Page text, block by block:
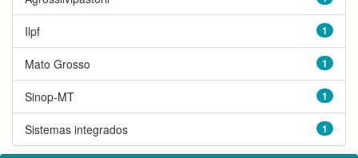
1
Ilpf
1
Mato Grosso
1
Sinop-MT
1
Sistemas integrados